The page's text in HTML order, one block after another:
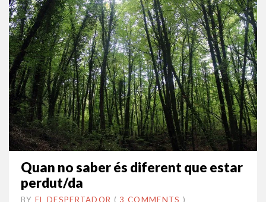
Quan no saber és diferent que estar
perdut/da
BY EL DESPERTADOR ON
9
•(3 COMMENTS )